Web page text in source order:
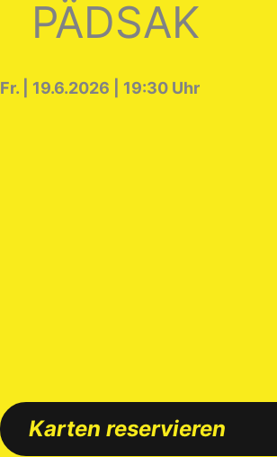
PÄDSAK
Fr. | 19.6.2026 | 19:30 Uhr
Karten reservieren